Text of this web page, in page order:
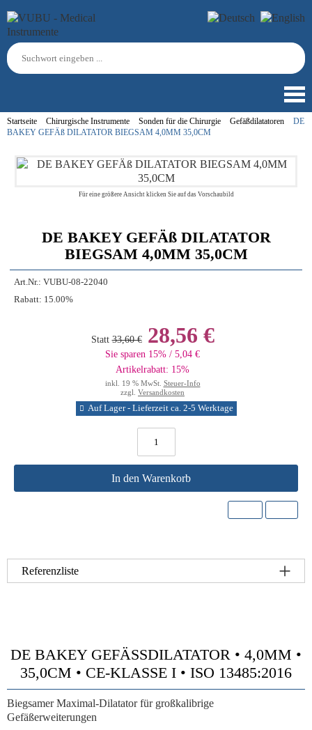
Startseite Chirurgische Instrumente Sonden für die Chirurgie Gefäßdilatatoren
DE
BAKEY GEFÄß DILATATOR BIEGSAM 4,0MM 35,0CM
Für eine größere Ansicht klicken Sie auf das Vorschaubild
DE BAKEY GEFÄß DILATATOR
BIEGSAM 4,0MM 35,0CM
Art.Nr.: VUBU-08-22040
Rabatt: 15.00%
Statt 33,60 €28,56 €
Sie sparen 15% / 5,04 €
Artikelrabatt: 15%
inkl. 19 % MwSt. Steuer-Info
zzgl. Versandkosten
Auf Lager - Lieferzeit ca. 2-5 Werktage
In den Warenkorb
Referenzliste
DE BAKEY GEFÄSSDILATATOR • 4,0MM •
35,0CM • CE-KLASSE I • ISO 13485:2016
Biegsamer Maximal-Dilatator für großkalibrige
Gefäßerweiterungen